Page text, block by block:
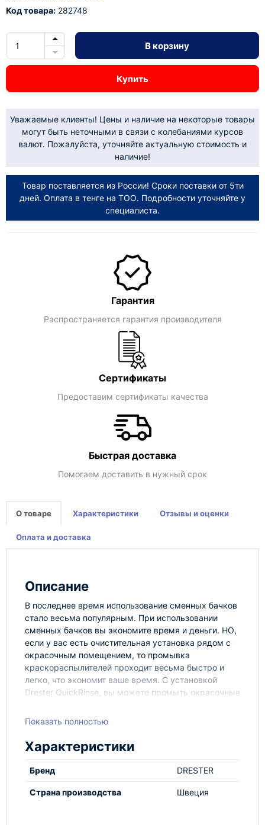
Код товара: 282748
В корзину
Купить
Уважаемые клиенты! Цены и наличие на некоторые товары
могут быть неточными в связи с колебаниями курсов
валют. Пожалуйста, уточняйте актуальную стоимость и
наличие!
Товар поставляется из России! Сроки поставки от 5ти
дней. Оплата в тенге на ТОО. Подробности уточняйте у
специалиста.
Гарантия
Распространяется гарантия производителя
Сертификаты
Предоставим сертификаты качества
Быстрая доставка
Помогаем доставить в нужный срок
О товаре Характеристики Отзывы и оценки
Оплата и доставка
Описание
В последнее время использование сменных бачков
стало весьма популярным. При использовании
сменных бачков вы экономите время и деньги. НО,
если у вас есть очистительная установка рядом с
окрасочным помещением, то промывка
краскораспылителей проходит весьма быстро и
легко, что экономит ваше время. С установкой
Drester QuickRinse, вы можете промыть окрасочные
всего несколько минут на мойке одного
времени за несколько месяцев. Важность
тщательной очистки пистолета очевидна. Если вы
просто заливаете краскопроводящие каналы
необходимого результата очистки, особенно если
Показать полностью
Характеристики
Бренд DRESTER
Страна производства Швеция